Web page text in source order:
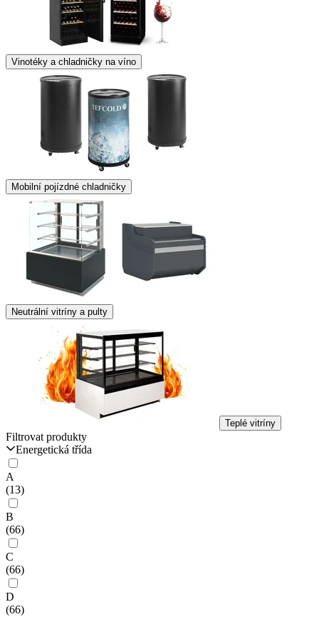
Vinotéky a chladničky na víno
Mobilní pojízdné chladničky
Neutrální vitríny a pulty
Teplé vitríny
Filtrovat produkty
Energetická třída
A
(13)
B
(66)
C
(66)
D
(66)